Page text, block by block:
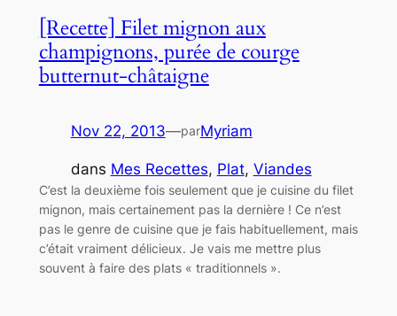
[Recette] Filet mignon aux
champignons, purée de courge
butternut-châtaigne
Nov 22, 2013—parMyriam
dans Mes Recettes, Plat, Viandes
C’est la deuxième fois seulement que je cuisine du filet
mignon, mais certainement pas la dernière ! Ce n’est
pas le genre de cuisine que je fais habituellement, mais
c’était vraiment délicieux. Je vais me mettre plus
souvent à faire des plats « traditionnels ».